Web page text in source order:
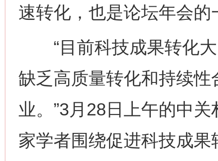
速转化，也是论坛年会的
“目前科技成果转化大
缺乏高质量转化和持续
业。”3月28日上午的中
家学者围绕促进科技成